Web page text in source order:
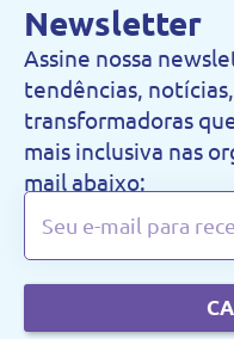
Newsletter
Assine nossa
tendências,
transformadoras
mais inclusiva nas
mail abaixo: